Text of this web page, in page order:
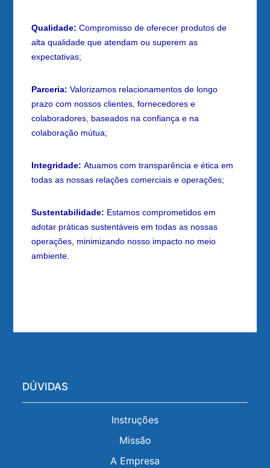
Qualidade: Compromisso de oferecer produtos de
alta qualidade que atendam ou superem as
expectativas;
Parceria: Valorizamos relacionamentos de longo
prazo com nossos clientes, fornecedores e
colaboradores, baseados na confiança e na
colaboração mútua;
Integridade: Atuamos com transparência e ética em
todas as nossas relações comerciais e operações;
Sustentabilidade: Estamos comprometidos em
adotar práticas sustentáveis em todas as nossas
operações, minimizando nosso impacto no meio
ambiente.
DÚVIDAS
Instruções
Missão
A Empresa